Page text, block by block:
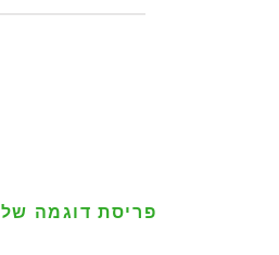
פריסת דוגמה של TS4-O/S